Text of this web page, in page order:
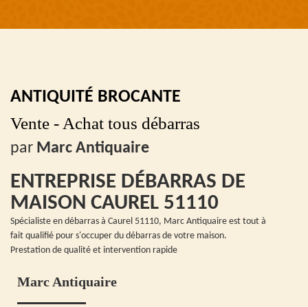
ANTIQUITÉ BROCANTE
Vente - Achat tous débarras
par Marc Antiquaire
ENTREPRISE DÉBARRAS DE
MAISON CAUREL 51110
Spécialiste en débarras à Caurel 51110, Marc Antiquaire est tout à
fait qualifié pour s'occuper du débarras de votre maison.
Prestation de qualité et intervention rapide
Marc Antiquaire